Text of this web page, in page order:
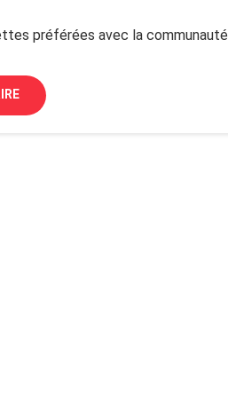
préférées avec la communauté